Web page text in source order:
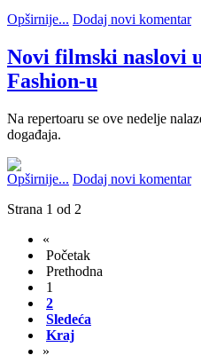
Opširnije... Dodaj novi komentar
Novi filmski naslovi
Fashion-u
Na repertoaru se ove nedelje
događaja.
Opširnije... Dodaj novi komentar
Strana 1 od 2
«
Početak
Prethodna
1
2
Sledeća
Kraj
»